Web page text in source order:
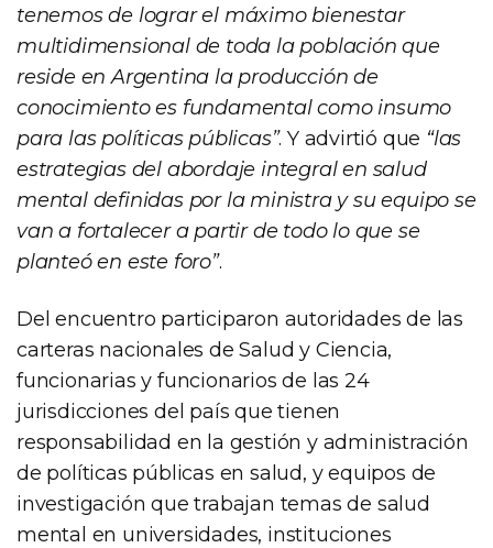
tenemos de lograr el máximo bienestar
multidimensional de toda la población que
reside en Argentina la producción de
conocimiento es fundamental como insumo
para las políticas públicas”. Y advirtió que “las
estrategias del abordaje integral en salud
mental definidas por la ministra y su equipo se
van a fortalecer a partir de todo lo que se
planteó en este foro”.
Del encuentro participaron autoridades de las
carteras nacionales de Salud y Ciencia,
funcionarias y funcionarios de las 24
jurisdicciones del país que tienen
responsabilidad en la gestión y administración
de políticas públicas en salud, y equipos de
investigación que trabajan temas de salud
mental en universidades, instituciones